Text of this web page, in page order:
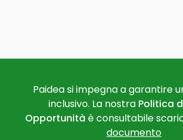
Paidea si impegna a garantire
inclusivo. La nostra Politica
Opportunità è consultabile
documento